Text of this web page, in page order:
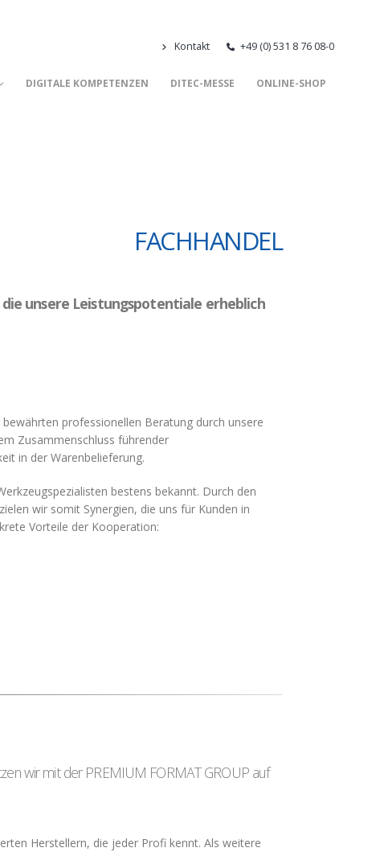
Kontakt +49 (0) 531 8 76 08-0
DIGITALE KOMPETENZEN DITEC-MESSE ONLINE-SHOP
FACHHANDEL
die unsere Leistungspotentiale erheblich
professionellen Beratung durch unsere
Zusammenschluss führender
in der Warenbelieferung.
bestens bekannt. Durch den
wir somit Synergien, die uns für Kunden in
Vorteile der Kooperation:
wir mit der PREMIUM FORMAT GROUP auf
Herstellern, die jeder Profi kennt. Als weitere